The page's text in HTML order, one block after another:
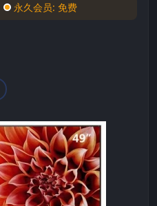
永久会员: 免费